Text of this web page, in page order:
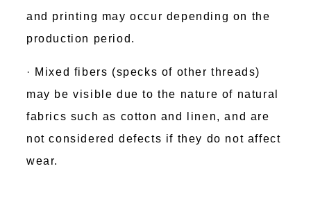
and printing may occur depending on the
production period.
· Mixed fibers (specks of other threads)
may be visible due to the nature of natural
fabrics such as cotton and linen, and are
not considered defects if they do not affect
wear.